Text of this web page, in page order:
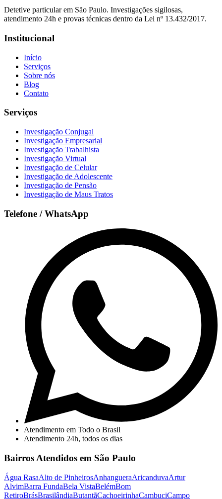
Detetive particular em São Paulo. Investigações sigilosas,
atendimento 24h e provas técnicas dentro da Lei nº 13.432/2017.
Institucional
Início
Serviços
Sobre nós
Blog
Contato
Serviços
Investigação Conjugal
Investigação Empresarial
Investigação Trabalhista
Investigação Virtual
Investigação de Celular
Investigação de Adolescente
Investigação de Pensão
Investigação de Maus Tratos
Telefone / WhatsApp
Atendimento em Todo o Brasil
Atendimento 24h, todos os dias
Bairros Atendidos em São Paulo
Água RasaAlto de PinheirosAnhangueraAricanduvaArtur
AlvimBarra FundaBela VistaBelémBom
RetiroBrásBrasilândiaButantãCachoeirinhaCambuciCampo